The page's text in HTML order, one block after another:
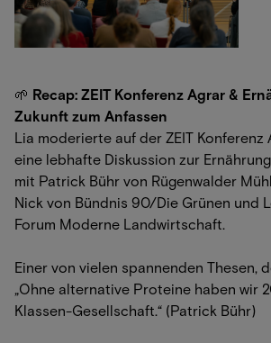
🌱 Recap: ZEIT Konferenz Agrar &
Zukunft zum Anfassen
Lia moderierte auf der ZEIT Konferenz
eine lebhafte Diskussion zur
mit Patrick Bühr von Rügenwalder
Nick von Bündnis 90/Die Grünen und
Forum Moderne Landwirtschaft.
Einer von vielen spannenden Thesen,
„Ohne alternative Proteine haben wir
Klassen-Gesellschaft.“ (Patrick Bühr)